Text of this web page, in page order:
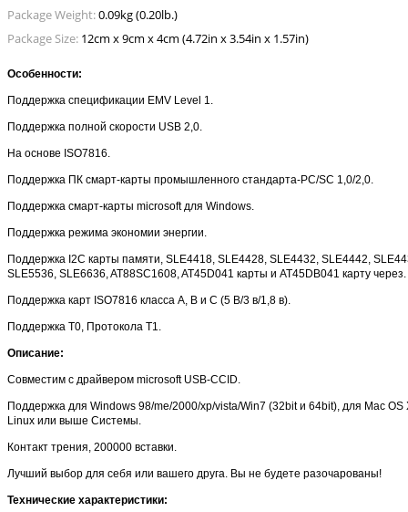
Package Weight:0.09kg (0.20lb.)
Package Size: 12cm x 9cm x 4cm (4.72in x 3.54in x 1.57in)
Особенности:
Поддержка спецификации EMV Level 1.
Поддержка полной скорости USB 2,0.
На основе ISO7816.
Поддержка ПК смарт-карты промышленного стандарта-PC/SC 1,0/2,0.
Поддержка смарт-карты microsoft для Windows.
Поддержка режима экономии энергии.
Поддержка I2C карты памяти, SLE4418, SLE4428, SLE4432, SLE4442,
SLE5536, SLE6636, AT88SC1608, AT45D041 карты и AT45DB041 карту через.
Поддержка карт ISO7816 класса A, B и C (5 В/3 в/1,8 в).
Поддержка T0, Протокола T1.
Описание:
Совместим с драйвером microsoft USB-CCID.
Поддержка для Windows 98/me/2000/xp/vista/Win7 (32bit и 64bit), для Mac OS
Linux или выше Системы.
Контакт трения, 200000 вставки.
Лучший выбор для себя или вашего друга. Вы не будете разочарованы!
Технические характеристики: